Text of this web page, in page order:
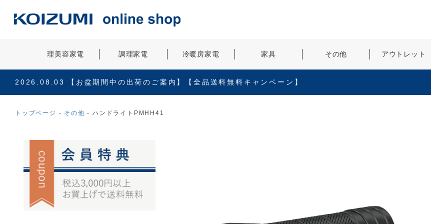
理美容家電 調理家電 冷暖房家電 家具 その他 アウトレット
2026.08.03 【お盆期間中の出荷のご案内】【全品送料無料キャンペーン】
トップページ その他 ハンドライトPMHH41